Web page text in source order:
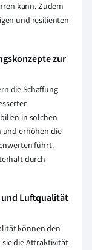
kann. Zudem
und resilienten
zur
die Schaffung
in solchen
und erhöhen die
führt.
durch
und Luftqualität
können den
die Attraktivität